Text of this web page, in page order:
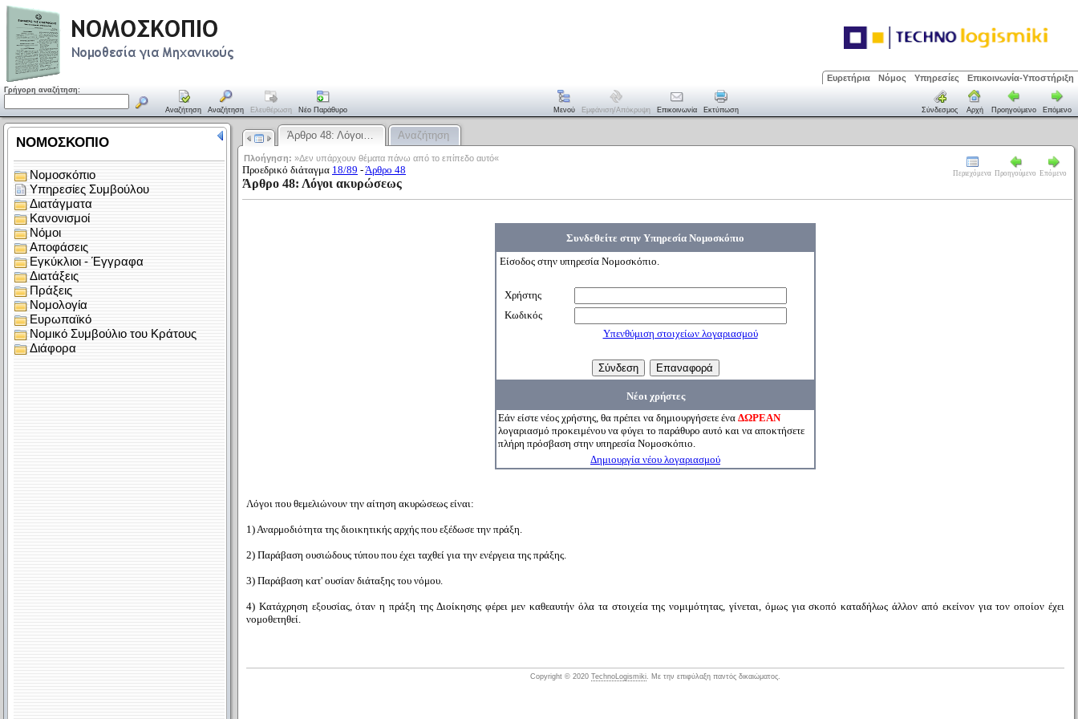
Ευρετήρια Νόμος Υπηρεσίες Επικοινωνία-Υποστήριξη
Γρήγορη αναζήτηση:
Αναζήτηση Αναζήτηση Ελευθέρωση Νέο Παράθυρο Μενού Εμφάνιση/απόκρυψη Επικοινωνία Εκτύπωση Σύνδεσμος Αρχή Προηγούμενο Επόμενο
Άρθρο 48: Λόγοι… Αναζήτηση